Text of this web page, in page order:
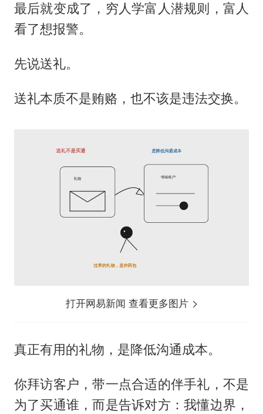
最后就变成了，穷人学富人潜规则，富人
看了想报警。
先说送礼。
送礼本质不是贿赂，也不该是违法交换。
打开网易新闻 查看更多图片
真正有用的礼物，是降低沟通成本。
你拜访客户，带一点合适的伴手礼，不是
为了买通谁，而是告诉对方：我懂边界，